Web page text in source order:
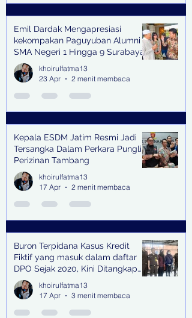
Emil Dardak Mengapresiasi
kekompakan Paguyuban Alumni
SMA Negeri 1 Hingga 9 Surabaya
(Pasmanbaya) dalam Kegiatan
Halal Bihalal
khoirulfatma13
23 Apr
2 menit membaca
Kepala ESDM Jatim Resmi Jadi
Tersangka Dalam Perkara Pungli
Perizinan Tambang
khoirulfatma13
17 Apr
2 menit membaca
Buron Terpidana Kasus Kredit
Fiktif yang masuk dalam daftar
DPO Sejak 2020, Kini Ditangkap
Kejari Surabaya
khoirulfatma13
17 Apr
3 menit membaca